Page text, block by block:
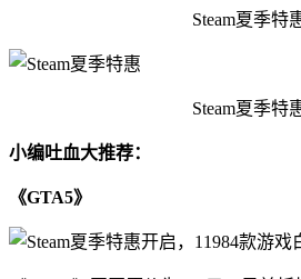
Steam夏季特
Steam夏季特
小编吐血大推荐：
《GTA5》